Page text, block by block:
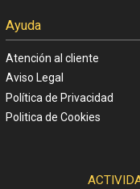
Ayuda
Atención al cliente
Aviso Legal
Política de Privacidad
Politica de Cookies